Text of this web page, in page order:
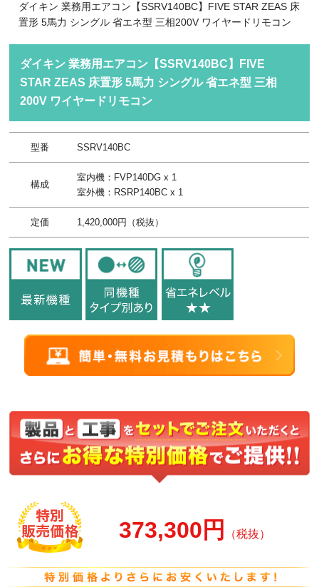
ダイキン 業務用エアコン【SSRV140BC】FIVE STAR ZEAS 床
置形 5馬力 シングル 省エネ型 三相200V ワイヤードリモコン
ダイキン 業務用エアコン【SSRV140BC】FIVE
STAR ZEAS 床置形 5馬力 シングル 省エネ型 三相
200V ワイヤードリモコン
型番 SSRV140BC
構成
室内機：FVP140DG x 1
室外機：RSRP140BC x 1
定価 1,420,000円（税抜）
373,300円 （税抜）